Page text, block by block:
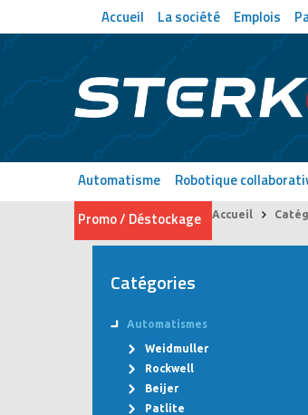
Accueil La société Emplois
Automatisme Robotique
Promo / Déstockage
Accueil
Catégories
Automatismes
Weidmuller
Rockwell
Beijer
Patlite